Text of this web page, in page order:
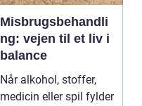
Misbrugsbehandli
ng: vejen til et liv i
balance
Når alkohol, stoffer,
medicin eller spil fylder